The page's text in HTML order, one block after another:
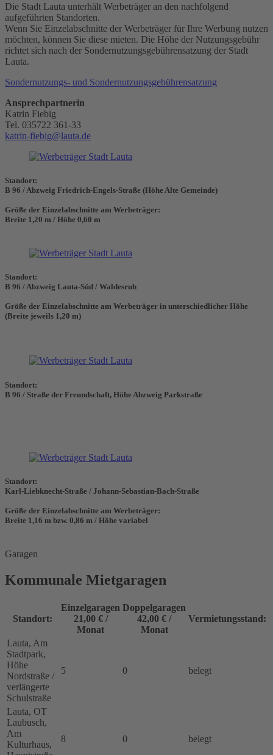
Die Stadt Lauta unterhält Werbeträger an den nachfolgend
aufgeführten Standorten.
Wenn Sie Einzelabschnitte der Werbeträger für Ihre Werbung nutzen
möchten, können Sie diese mieten. Die Höhe der Nutzungsgebühr
richtet sich nach der Sondernutzungsgebührensatzung der Stadt
Lauta.
Sondernutzungs- und Sondernutzungsgebührensatzung
Ansprechpartnerin
Katrin Fiebig
Tel. 035722 361-33
katrin-fiebig@lauta.de
Standort:
B 96 / Abzweig Friedrich-Engels-Straße (Höhe Alte Gemeinde)
Größe der Einzelabschnitte am Werbeträger:
Breite 1,20 m / Höhe 0,60 m
Standort:
B 96 / Abzweig Lauta-Süd / Waldesruh
Größe der Einzelabschnitte am Werbeträger in unterschiedlicher Höhe
(Breite jeweils 1,20 m)
Standort:
B 96 / Straße der Freundschaft, Höhe Abzweig Parkstraße
Standort:
Karl-Liebknecht-Straße / Johann-Sebastian-Bach-Straße
Größe der Einzelabschnitte am Werbeträger:
Breite 1,16 m bzw. 0,86 m / Höhe variabel
Garagen
Kommunale Mietgaragen
Standort:
Einzelgaragen
21,00 € /
Monat
Doppelgaragen
42,00 € /
Monat
Vermietungsstand:
Lauta, Am
Stadtpark,
Höhe
Nordstraße /
verlängerte
Schulstraße
5 0 belegt
Lauta, OT
Laubusch,
Am
Kulturhaus,
8 0 belegt